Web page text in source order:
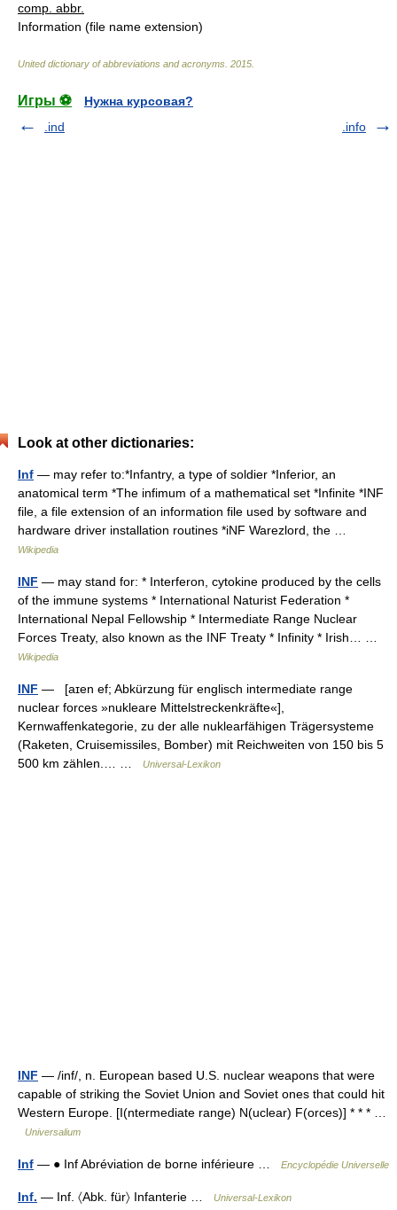
comp. abbr.
Information (file name extension)
United dictionary of abbreviations and acronyms 2015
Игры ⚽
Нужна курсовая?
.ind
.info
Look at other dictionaries:
Inf — may refer to:*Infantry, a type of soldier *Inferior, an
anatomical term *The infimum of a mathematical set *Infinite *INF
file, a file extension of an information file used by software and
hardware driver installation routines *iNF Warezlord, the …
Wikipedia
INF — may stand for: * Interferon, cytokine produced by the cells
of the immune systems * International Naturist Federation *
International Nepal Fellowship * Intermediate Range Nuclear
Forces Treaty, also known as the INF Treaty * Infinity * Irish… …
Wikipedia
INF — [aɪen ef; Abkürzung für englisch intermediate range
nuclear forces »nukleare Mittelstreckenkräfte«],
Kernwaffenkategorie, zu der alle nuklearfähigen Trägersysteme
(Raketen, Cruisemissiles, Bomber) mit Reichweiten von 150 bis 5
500 km zählen.… …
Universal-Lexikon
INF — /inf/, n. European based U.S. nuclear weapons that were
capable of striking the Soviet Union and Soviet ones that could hit
Western Europe. [I(ntermediate range) N(uclear) F(orces)] * * * …
Universalium
Inf — ● Inf Abréviation de borne inférieure … Encyclopédie Universelle
Inf. — Inf. 〈Abk. für〉 Infanterie … Universal-Lexikon